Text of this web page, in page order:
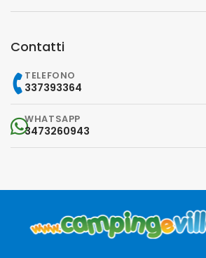
Contatti
TELEFONO
337393364
WHATSAPP
3473260943